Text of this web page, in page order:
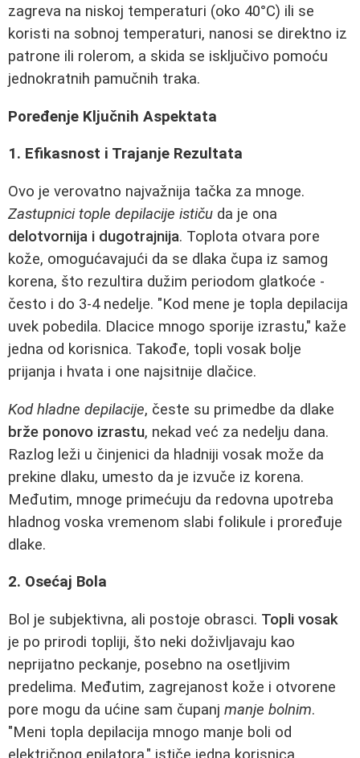
zagreva na niskoj temperaturi (oko 40°C) ili se
koristi na sobnoj temperaturi, nanosi se direktno iz
patrone ili rolerom, a skida se isključivo pomoću
jednokratnih pamučnih traka.
Poređenje Ključnih Aspektata
1. Efikasnost i Trajanje Rezultata
Ovo je verovatno najvažnija tačka za mnoge.
Zastupnici tople depilacije ističu da je ona
delotvornija i dugotrajnija. Toplota otvara pore
kože, omogućavajući da se dlaka čupa iz samog
korena, što rezultira dužim periodom glatkoće -
često i do 3-4 nedelje. "Kod mene je topla depilacija
uvek pobedila. Dlacice mnogo sporije izrastu," kaže
jedna od korisnica. Takođe, topli vosak bolje
prijanja i hvata i one najsitnije dlačice.
Kod hladne depilacije, česte su primedbe da dlake
brže ponovo izrastu, nekad već za nedelju dana.
Razlog leži u činjenici da hladniji vosak može da
prekine dlaku, umesto da je izvuče iz korena.
Međutim, mnoge primećuju da redovna upotreba
hladnog voska vremenom slabi folikule i proređuje
dlake.
2. Osećaj Bola
Bol je subjektivna, ali postoje obrasci. Topli vosak
je po prirodi topliji, što neki doživljavaju kao
neprijatno peckanje, posebno na osetljivim
predelima. Međutim, zagrejanost kože i otvorene
pore mogu da ućine sam čupanj manje bolnim.
"Meni topla depilacija mnogo manje boli od